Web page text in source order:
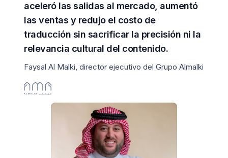
aceleró las salidas al mercado, aumentó
las ventas y redujo el costo de
traducción sin sacrificar la precisión ni la
relevancia cultural del contenido.
Faysal Al Malki, director ejecutivo del Grupo Almalki